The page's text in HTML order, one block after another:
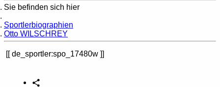
Sie befinden sich hier
Sportlerbiographien
Otto WILSCHREY
de_sportler:spo_17480w